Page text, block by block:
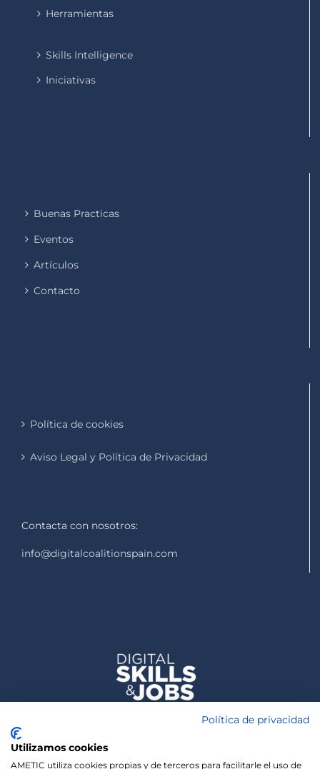
Herramientas
Skills Intelligence
Iniciativas
Buenas Practicas
Eventos
Artículos
Contacto
Política de cookies
Aviso Legal y Política de Privacidad
Contacta con nosotros:
info@digitalcoalitionspain.com
Política de privacidad
Utilizamos cookies
AMETIC utiliza cookies propias y de terceros para facilitarle el uso de